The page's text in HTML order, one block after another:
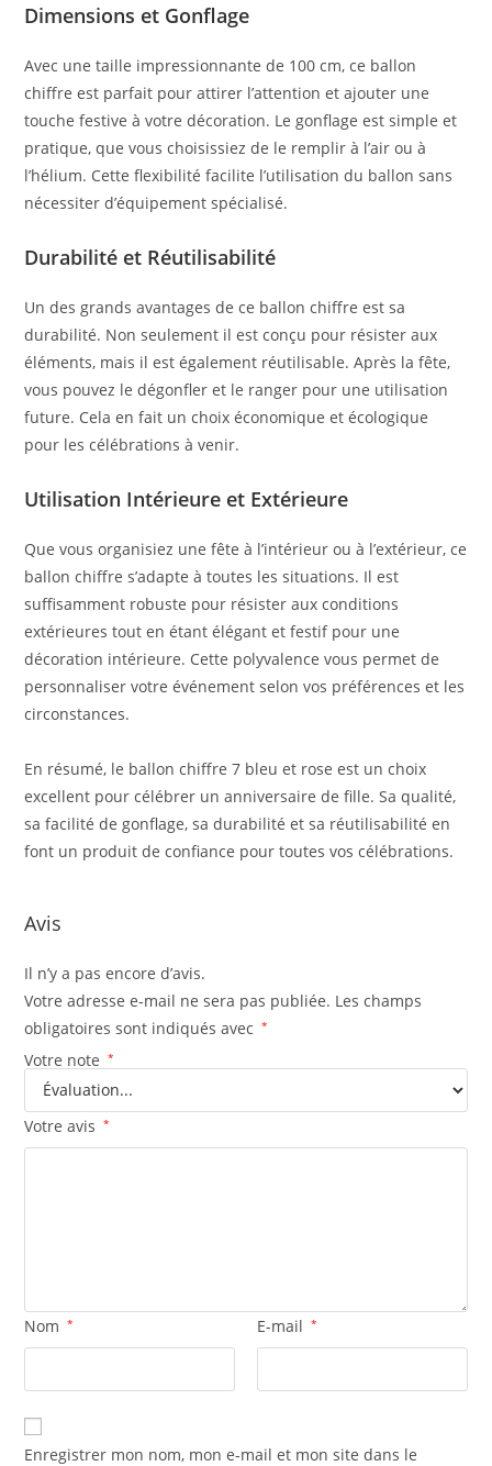
Dimensions et Gonflage
Avec une taille impressionnante de 100 cm, ce ballon
chiffre est parfait pour attirer l’attention et ajouter une
touche festive à votre décoration. Le gonflage est simple et
pratique, que vous choisissiez de le remplir à l’air ou à
l’hélium. Cette flexibilité facilite l’utilisation du ballon sans
nécessiter d’équipement spécialisé.
Durabilité et Réutilisabilité
Un des grands avantages de ce ballon chiffre est sa
durabilité. Non seulement il est conçu pour résister aux
éléments, mais il est également réutilisable. Après la fête,
vous pouvez le dégonfler et le ranger pour une utilisation
future. Cela en fait un choix économique et écologique
pour les célébrations à venir.
Utilisation Intérieure et Extérieure
Que vous organisiez une fête à l’intérieur ou à l’extérieur, ce
ballon chiffre s’adapte à toutes les situations. Il est
suffisamment robuste pour résister aux conditions
extérieures tout en étant élégant et festif pour une
décoration intérieure. Cette polyvalence vous permet de
personnaliser votre événement selon vos préférences et les
circonstances.
En résumé, le ballon chiffre 7 bleu et rose est un choix
excellent pour célébrer un anniversaire de fille. Sa qualité,
sa facilité de gonflage, sa durabilité et sa réutilisabilité en
font un produit de confiance pour toutes vos célébrations.
Avis
Il n’y a pas encore d’avis.
Votre adresse e-mail ne sera pas publiée. Les champs
obligatoires sont indiqués avec
*
Votre note *
Votre avis *
Nom * E-mail *
Enregistrer mon nom, mon e-mail et mon site dans le